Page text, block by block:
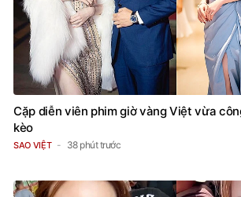
Cặp diễn viên phim giờ vàng Việt vừa
kèo
SAO VIỆT 38 phút trước